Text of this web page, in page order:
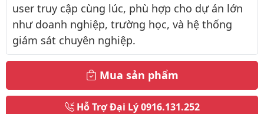
user truy cập cùng lúc, phù hợp cho dự án lớn
như doanh nghiệp, trường học, và hệ thống
giám sát chuyên nghiệp.
Mua sản phẩm
Hỗ Trợ Đại Lý0916.131.252